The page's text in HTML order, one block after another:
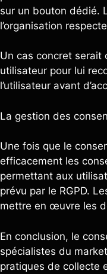
sur un bouton dédié.
l’organisation
Un cas concret serait
utilisateur pour lui
l’utilisateur avant
La gestion des
Une fois que le
efficacement les
permettant aux
prévu par le RGPD.
mettre en œuvre les
En conclusion, le
spécialistes du
pratiques de collecte